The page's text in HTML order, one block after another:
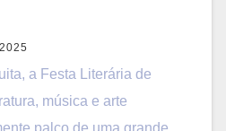
a Festa Literária de
música e arte